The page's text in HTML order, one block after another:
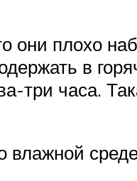
они плохо
в
три часа.
влажной